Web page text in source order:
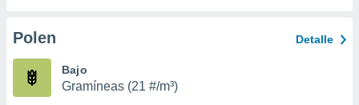
e
mediante
Polen Detalle
Bajo
Gramíneas (21 #/m³)